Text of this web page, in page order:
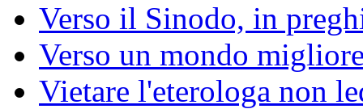
Verso il Sinodo, in
Verso un mondo
Vietare l'eterologa non